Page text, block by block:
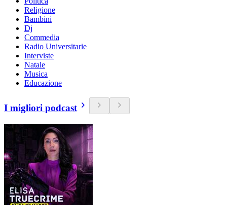
Religione
Bambini
Dj
Commedia
Radio Universitarie
Interviste
Natale
Musica
Educazione
I migliori podcast